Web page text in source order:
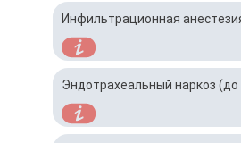
Инфильтрационная
Эндотрахеальный наркоз (до